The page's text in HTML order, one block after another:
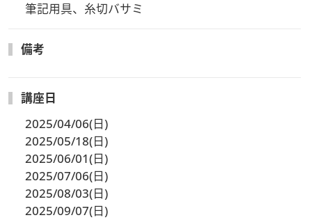
筆記用具、糸切バサミ
備考
講座日
2025/04/06(日)
2025/05/18(日)
2025/06/01(日)
2025/07/06(日)
2025/08/03(日)
2025/09/07(日)